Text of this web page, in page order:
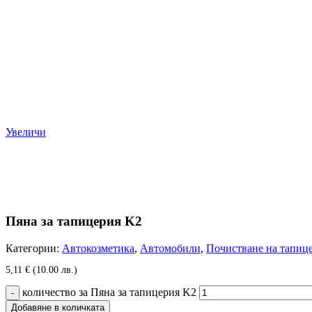
Увеличи
Пяна за тапицерия K2
Категории: Автокозметика, Автомобили, Почистване на
5,11 € (10.00 лв.)
количество за Пяна за тапицерия K2
Добавяне в количката